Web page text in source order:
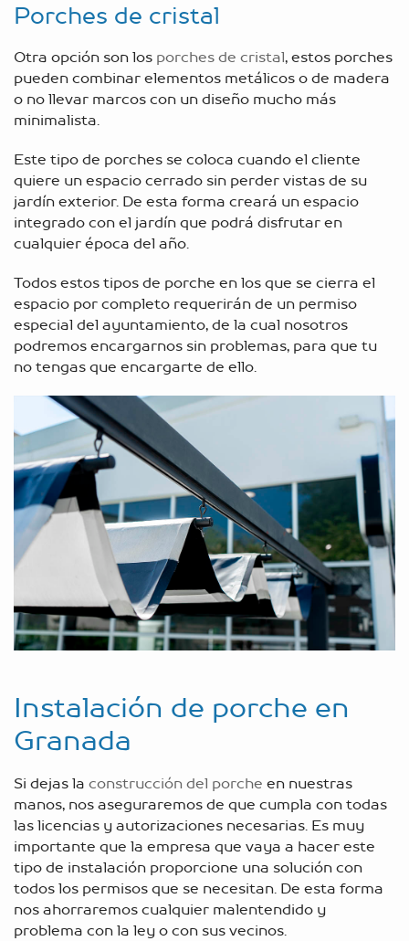
Porches de cristal
Otra opción son los porches de cristal, estos porches
pueden combinar elementos metálicos o de madera
o no llevar marcos con un diseño mucho más
minimalista.
Este tipo de porches se coloca cuando el cliente
quiere un espacio cerrado sin perder vistas de su
jardín exterior. De esta forma creará un espacio
integrado con el jardín que podrá disfrutar en
cualquier época del año.
Todos estos tipos de porche en los que se cierra el
espacio por completo requerirán de un permiso
especial del ayuntamiento, de la cual nosotros
podremos encargarnos sin problemas, para que tu
no tengas que encargarte de ello.
Instalación de porche en
Granada
Si dejas la construcción del porche en nuestras
manos, nos aseguraremos de que cumpla con todas
las licencias y autorizaciones necesarias. Es muy
importante que la empresa que vaya a hacer este
tipo de instalación proporcione una solución con
todos los permisos que se necesitan. De esta forma
nos ahorraremos cualquier malentendido y
problema con la ley o con sus vecinos.